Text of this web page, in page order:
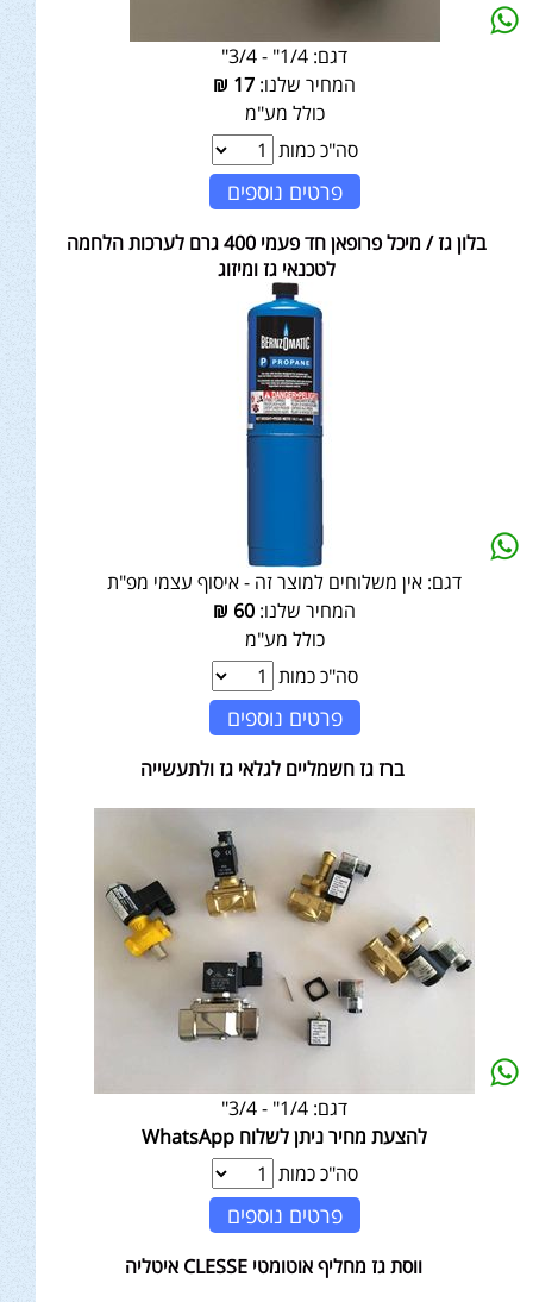
דגם: 1/4" - 3/4"
המחיר שלנו: 17
₪
כולל מע"מ
סה"כ כמות
פרטים נוספים
בלון גז / מיכל פרופאן חד פעמי 400 גרם לערכות הלחמה
לטכנאי גז ומיזוג
דגם: אין משלוחים למוצר זה - איסוף עצמי מפ"ת
המחיר שלנו: 60
₪
כולל מע"מ
סה"כ כמות
פרטים נוספים
ברז גז חשמליים לגלאי גז ולתעשייה
דגם: 1/4" - 3/4"
להצעת מחיר ניתן לשלוח WhatsApp
סה"כ כמות
פרטים נוספים
ווסת גז מחליף אוטומטי CLESSE איטליה